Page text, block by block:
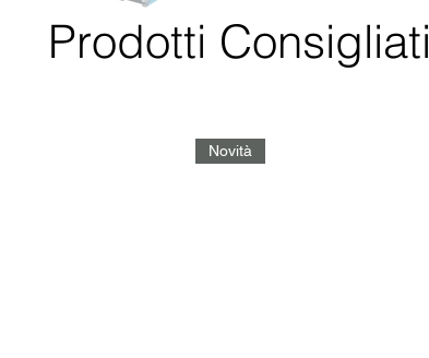
Prodotti Consigliati
Novità